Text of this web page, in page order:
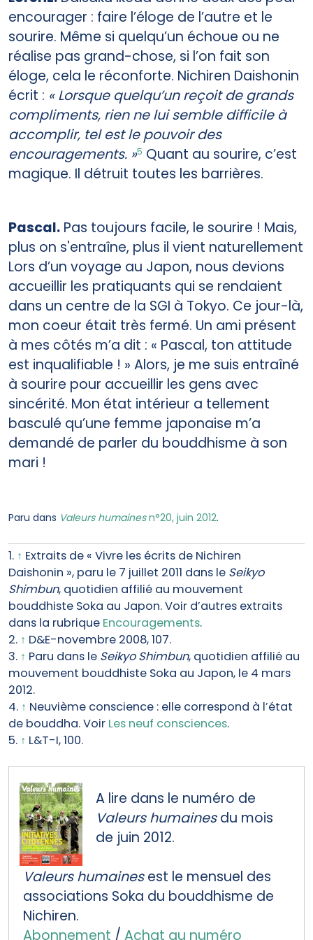
encourager : faire l’éloge de l’autre et le
sourire. Même si quelqu’un échoue ou ne
réalise pas grand-chose, si l’on fait son
éloge, cela le réconforte. Nichiren Daishonin
écrit : « Lorsque quelqu’un reçoit de grands
compliments, rien ne lui semble difficile à
accomplir, tel est le pouvoir des
encouragements. »5 Quant au sourire, c’est
magique. Il détruit toutes les barrières.
Pascal. Pas toujours facile, le sourire ! Mais,
plus on s'entraîne, plus il vient naturellement
Lors d’un voyage au Japon, nous devions
accueillir les pratiquants qui se rendaient
dans un centre de la SGI à Tokyo. Ce jour-là,
mon coeur était très fermé. Un ami présent
à mes côtés m’a dit : « Pascal, ton attitude
est inqualifiable ! » Alors, je me suis entraîné
à sourire pour accueillir les gens avec
sincérité. Mon état intérieur a tellement
basculé qu’une femme japonaise m’a
demandé de parler du bouddhisme à son
mari !
Paru dans Valeurs humainesn°20, juin 2012.
1. ↑ Extraits de « Vivre les écrits de Nichiren
Daishonin », paru le 7 juillet 2011 dans le Seikyo
Shimbun, quotidien affilié au mouvement
bouddhiste Soka au Japon. Voir d’autres extraits
dans la rubrique Encouragements.
2. ↑ D&E-novembre 2008, 107.
3. ↑ Paru dans le Seikyo Shimbun, quotidien affilié au
mouvement bouddhiste Soka au Japon, le 4 mars
2012.
4. ↑ Neuvième conscience : elle correspond à l’état
de bouddha. Voir Les neuf consciences.
5. ↑ L&T-I, 100.
A lire dans le numéro de
Valeurs humainesdu mois
de juin 2012.
Valeurs humainesest le mensuel des
associations Soka du bouddhisme de
Nichiren.
Abonnement / Achat au numéro